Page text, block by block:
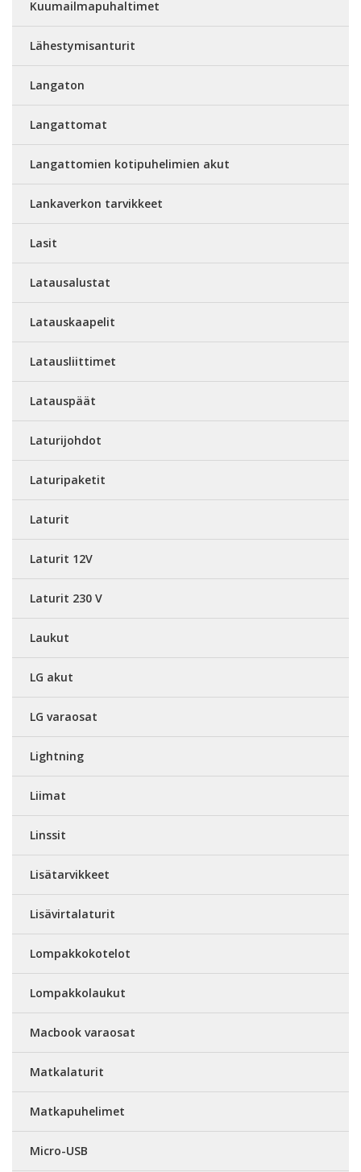
Kuumailmapuhaltimet
Lähestymisanturit
Langaton
Langattomat
Langattomien kotipuhelimien akut
Lankaverkon tarvikkeet
Lasit
Latausalustat
Latauskaapelit
Latausliittimet
Latauspäät
Laturijohdot
Laturipaketit
Laturit
Laturit 12V
Laturit 230 V
Laukut
LG akut
LG varaosat
Lightning
Liimat
Linssit
Lisätarvikkeet
Lisävirtalaturit
Lompakkokotelot
Lompakkolaukut
Macbook varaosat
Matkalaturit
Matkapuhelimet
Micro-USB